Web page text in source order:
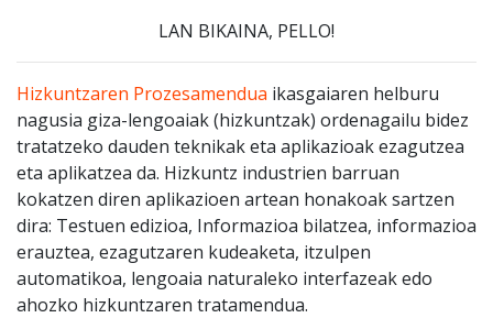
LAN BIKAINA, PELLO!
Hizkuntzaren Prozesamendua ikasgaiaren helburu
nagusia giza-lengoaiak (hizkuntzak) ordenagailu bidez
tratatzeko dauden teknikak eta aplikazioak ezagutzea
eta aplikatzea da. Hizkuntz industrien barruan
kokatzen diren aplikazioen artean honakoak sartzen
dira: Testuen edizioa, Informazioa bilatzea, informazioa
erauztea, ezagutzaren kudeaketa, itzulpen
automatikoa, lengoaia naturaleko interfazeak edo
ahozko hizkuntzaren tratamendua.